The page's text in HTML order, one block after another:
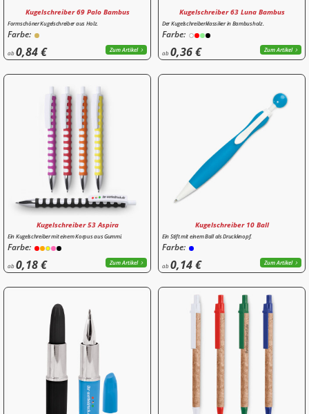
Kugelschreiber 69 Palo Bambus
Formschöner Kugelschreiber aus Holz.
Farbe:
ab0,84 € Zum Artikel
Kugelschreiber 63 Luna Bambus
Der Kugelschreiberklassiker in Bambusholz.
Farbe:
ab0,36 € Zum Artikel
Kugelschreiber 53 Aspira
Ein Kugelschreiber mit einem Korpus aus Gummi.
Farbe:
ab0,18 € Zum Artikel
Kugelschreiber 10 Ball
Ein Stift mit einem Ball als Druckknopf.
Farbe:
ab0,14 € Zum Artikel